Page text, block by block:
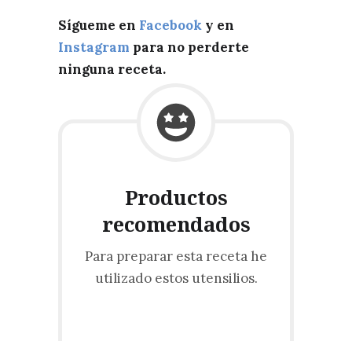
Sígueme en Facebook y en
Instagram para no perderte
ninguna receta.
Productos
recomendados
Para preparar esta receta he
utilizado estos utensilios.